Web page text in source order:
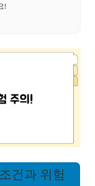
!
건과 위험